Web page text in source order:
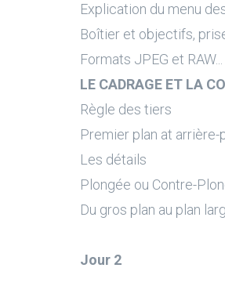
Explication du menu
Boîtier et objectifs,
Formats JPEG et RAW...
LE CADRAGE ET LA
Règle des tiers
Premier plan at arrière-
Les détails
Plongée ou Contre-
Du gros plan au plan
Jour 2